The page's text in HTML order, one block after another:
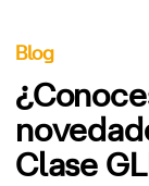
Blog
Clase